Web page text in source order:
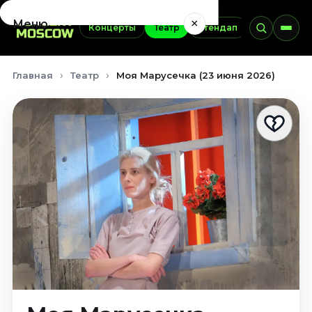
Концерты Театр Стендап Выставки
Меню ×
Сентябрь 2026
Октябрь 2026
Ноябрь 2026
Декабрь 2026
Январь 2027
Театр
Август 2026
Сентябрь 2026
Октябрь 2026
Ноябрь 2026
Главная Театр Моя Марусечка (23 июня 2026)